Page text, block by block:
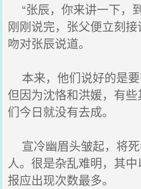
“张辰，你来讲一下，
刚刚说完，张父便立刻
吻对张辰说道。
本来，他们说好的是要
但因为沈恪和洪媛，有
们今日就没有去成。
宣冷幽眉头皱起，将
人。很是杂乱难明，其
报应出现次数最多。